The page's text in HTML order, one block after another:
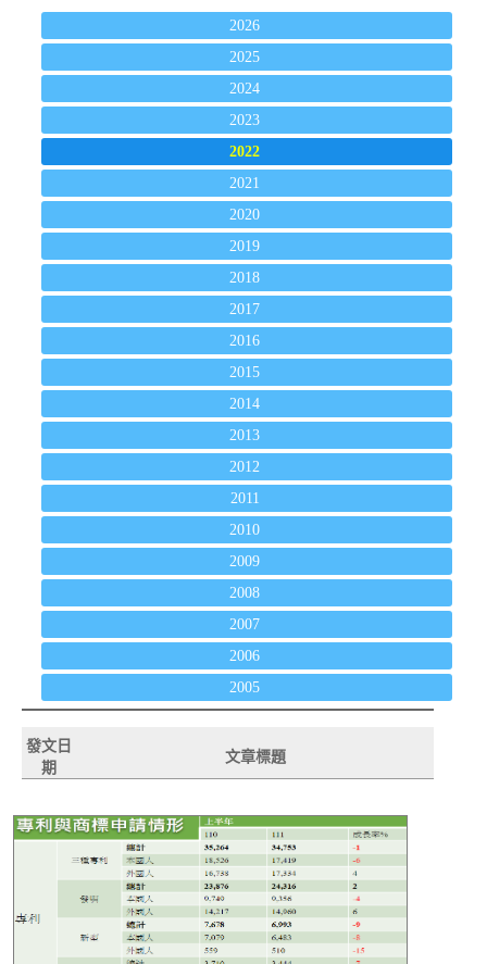
2026
2025
2024
2023
2022
2021
2020
2019
2018
2017
2016
2015
2014
2013
2012
2011
2010
2009
2008
2007
2006
2005
發文日
期
文章標題